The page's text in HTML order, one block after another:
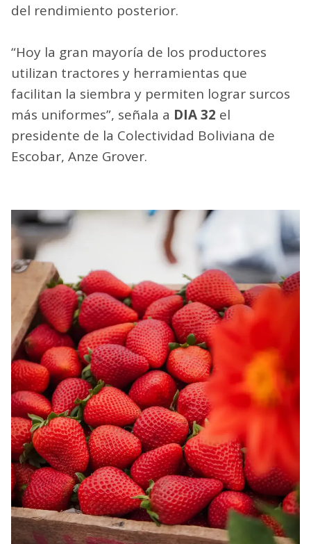
del rendimiento posterior.
“Hoy la gran mayoría de los productores
utilizan tractores y herramientas que
facilitan la siembra y permiten lograr surcos
más uniformes”, señala a DIA 32 el
presidente de la Colectividad Boliviana de
Escobar, Anze Grover.